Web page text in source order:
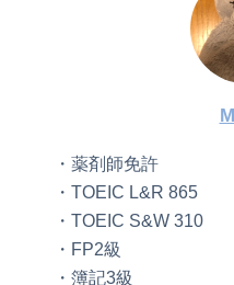
・薬剤師免許
・TOEIC L&R 865
・TOEIC S&W 310
・FP2級
・簿記3級